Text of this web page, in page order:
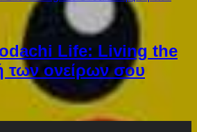
Life: Living the
των ονείρων σου